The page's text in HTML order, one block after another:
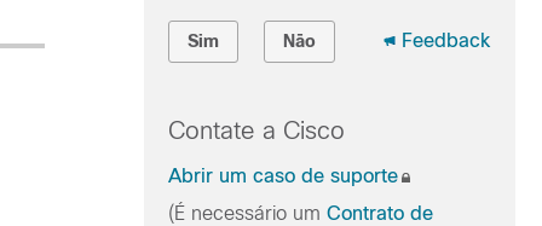
Sim Não Feedback
Contate a Cisco
Abrir um caso de suporte
(É necessário um Contrato de